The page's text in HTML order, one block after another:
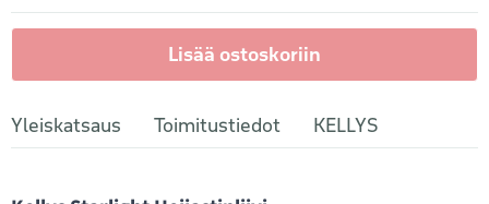
Lisää ostoskoriin
Yleiskatsaus Toimitustiedot KELLYS